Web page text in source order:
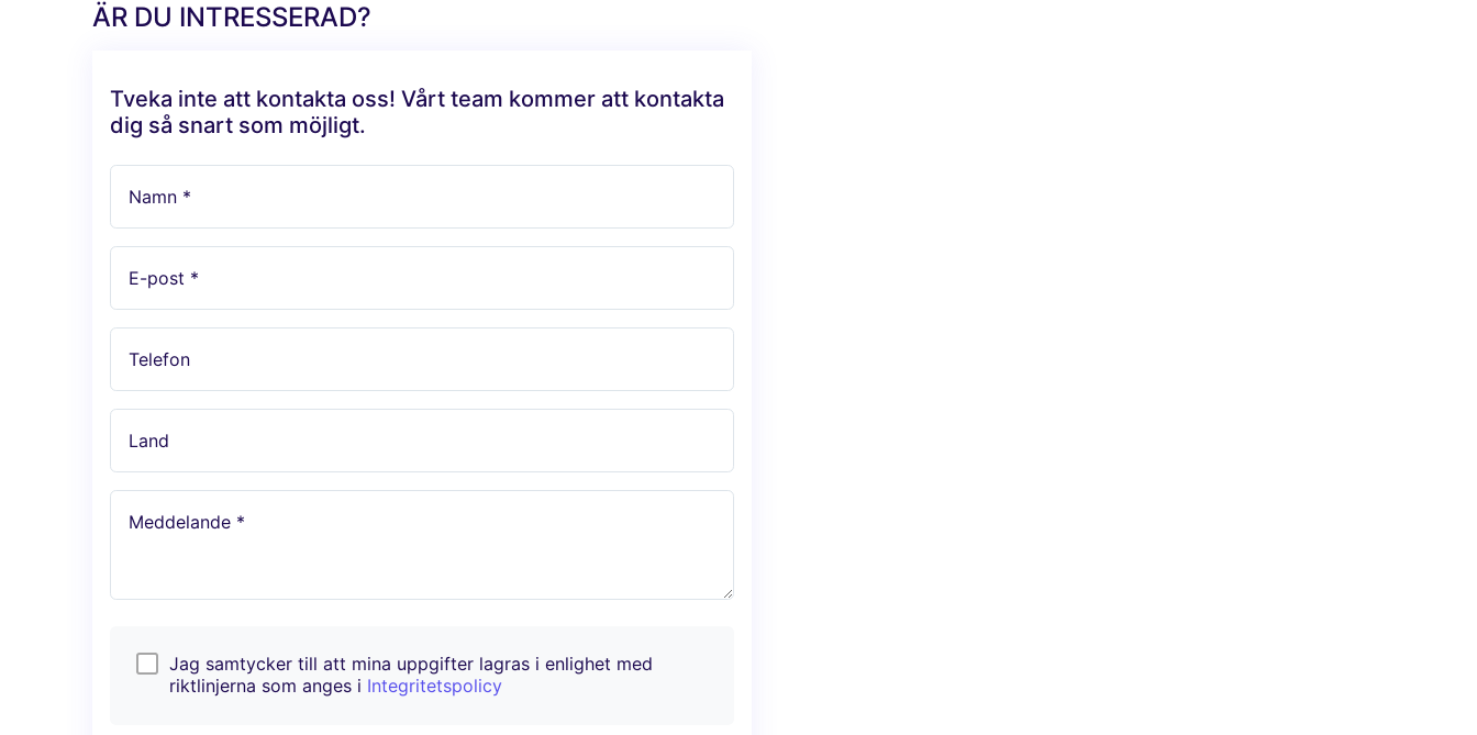
ÄR DU INTRESSERAD?
Tveka inte att kontakta oss! Vårt team kommer att kontakta
dig så snart som möjligt.
Namn *
E-post *
Telefon
Land
Meddelande *
Jag samtycker till att mina uppgifter lagras i enlighet med
riktlinjerna som anges i Integritetspolicy